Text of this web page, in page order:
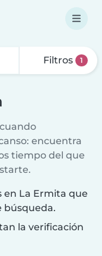
Filtros 1
encuentra
tiempo del que
La Ermita que
búsqueda.
la verificación